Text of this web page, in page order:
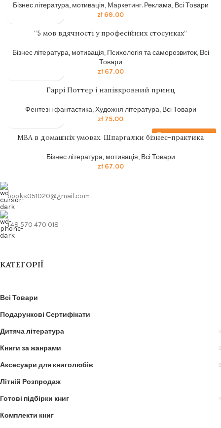
Бізнес література, мотивація, Маркетинг. Реклама, Всі Товари
zł 69.00
“5 мов вдячності у професійних стосунках”
Бізнес література, мотивація, Психологія та саморозвиток, Всі
Товари
zł67.00
Гаррi Поттер i напiвкровний принц
Фентезі і фантастика,Художня література, Всі Товари
zł 75.00
Передзамовлення
MBA в домашніх умовах. Шпаргалки бізнес-практика
Бізнес література, мотивація, Всі Товари
zł67.00
books051020@gmail.com
+48 570 470 018
КАТЕГОРІЇ
Всі Товари
Подарункові Сертифікати
Дитяча література
Книги за жанрами
Аксесуари для книголюбів
Літній Розпродаж
Готові підбірки книг
Комплекти книг